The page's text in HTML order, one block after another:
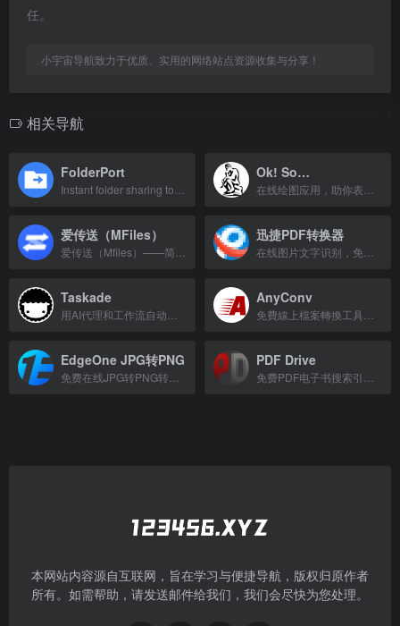
任。
小宇宙导航致力于优质、实用的网络站点资源收集与分享！
相关导航
FolderPort Ok! So…
爱传送（MFiles） 迅捷PDF转换器
Taskade AnyConv
EdgeOne JPG转PNG PDF Drive
本网站内容源自互联网，旨在学习与便捷导航，版权归原作者
所有。如需帮助，请发送邮件给我们，我们会尽快为您处理。